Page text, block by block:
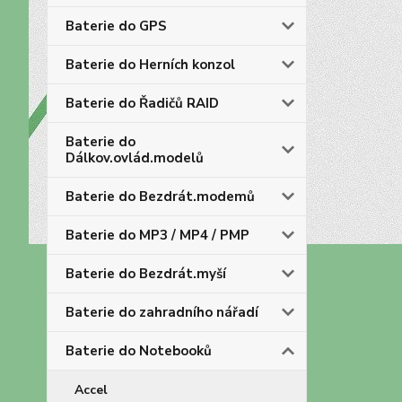
Baterie do GPS
Baterie do Herních konzol
Baterie do Řadičů RAID
Baterie do
Dálkov.ovlád.modelů
Baterie do Bezdrát.modemů
Baterie do MP3 / MP4 / PMP
Baterie do Bezdrát.myší
Baterie do zahradního nářadí
Baterie do Notebooků
Accel